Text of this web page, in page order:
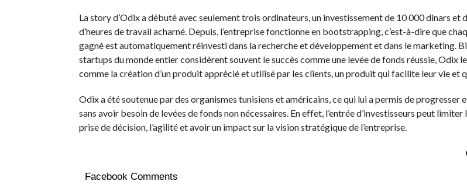
La story d’Odix a débuté avec seulement trois ordinateurs, un investissement de 10 000 dinars et
d’heures de travail acharné. Depuis, l’entreprise fonctionne en bootstrapping, c’est-à-dire que
gagné est automatiquement réinvesti dans la recherche et développement et dans le marketing.
startups du monde entier considèrent souvent le succès comme une levée de fonds réussie, Odix
comme la création d’un produit apprécié et utilisé par les clients, un produit qui facilite leur vie et
Odix a été soutenue par des organismes tunisiens et américains, ce qui lui a permis de progresser
sans avoir besoin de levées de fonds non nécessaires. En effet, l’entrée d’investisseurs peut
prise de décision, l’agilité et avoir un impact sur la vision stratégique de l’entreprise.
Facebook Comments